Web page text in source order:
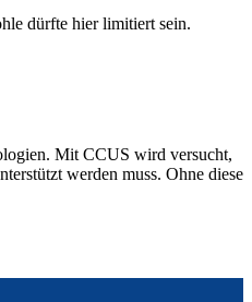
dürfte hier limitiert sein.
Mit CCUS wird versucht,
werden muss. Ohne diese